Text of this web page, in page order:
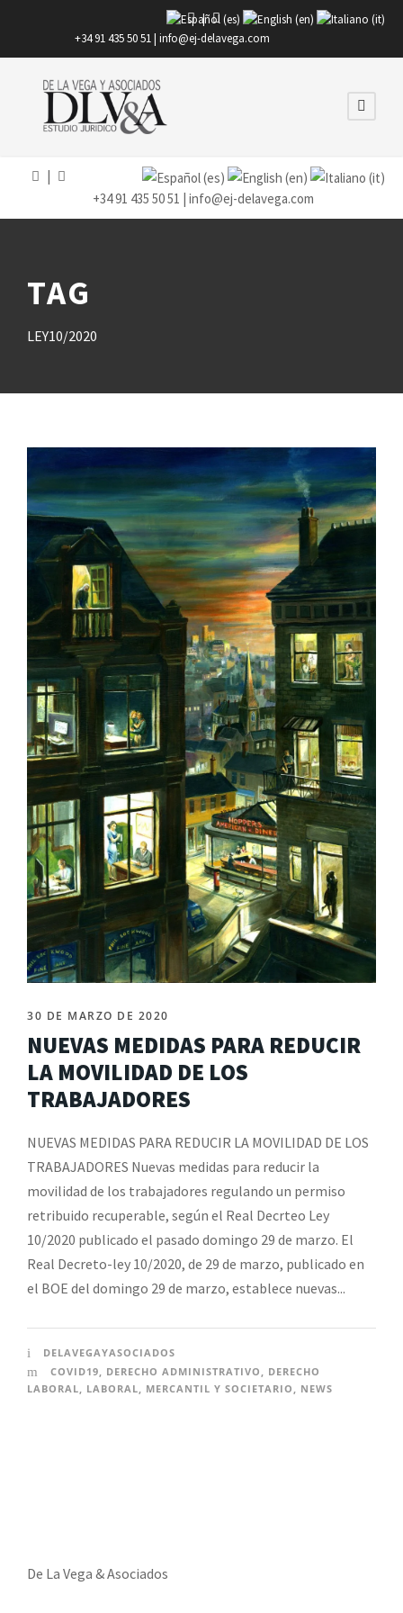
|
+34 91 435 50 51 | info@ej-delavega.com
+34 91 435 50 51 | info@ej-delavega.com
TAG
LEY10/2020
30 DE MARZO DE 2020
NUEVAS MEDIDAS PARA REDUCIR
LA MOVILIDAD DE LOS
TRABAJADORES
NUEVAS MEDIDAS PARA REDUCIR LA MOVILIDAD DE LOS
TRABAJADORES Nuevas medidas para reducir la
movilidad de los trabajadores regulando un permiso
retribuido recuperable, según el Real Decrteo Ley
10/2020 publicado el pasado domingo 29 de marzo. El
Real Decreto-ley 10/2020, de 29 de marzo, publicado en
el BOE del domingo 29 de marzo, establece nuevas...
DELAVEGAYASOCIADOS
COVID19
DERECHO ADMINISTRATIVO
DERECHO
LABORAL
LABORAL MERCANTIL Y SOCIETARIO NEWS
De La Vega & Asociados